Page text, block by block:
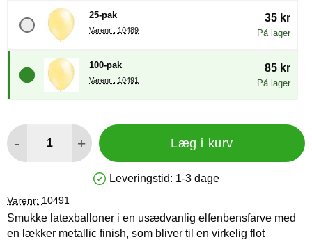
25-pak
Varenr : 10489
35 kr
På lager
100-pak
Varenr : 10491
85 kr
På lager
- + Læg i kurv
Produkttilgængelighed: På lager
Leveringstid: 1-3 dage
Varenr: 10491
Smukke latexballoner i en usædvanlig elfenbensfarve med
en lækker metallic finish, som bliver til en virkelig flot